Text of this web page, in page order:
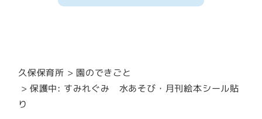
久保保育所 園のできごと
保護中: すみれぐみ 水あそび・月刊絵本シール貼
り